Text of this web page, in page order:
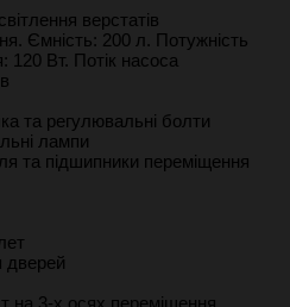
верстатів
Ємність: 200 л. Потужність
120 Вт. Потік насоса
та регулювальні болти
лампи
та підшипники переміщення
дверей
на 3-х осях переміщення